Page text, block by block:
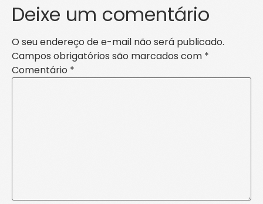
Deixe um comentário
O seu endereço de e-mail não será publicado.
Campos obrigatórios são marcados com *
Comentário *